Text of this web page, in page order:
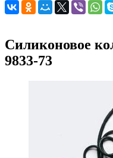
Силиконовое
9833-73